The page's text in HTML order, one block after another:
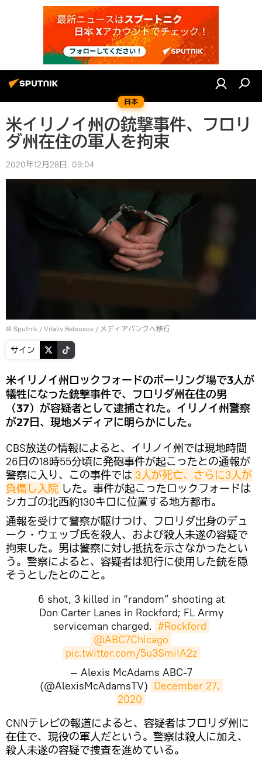
日本
米イリノイ州の銃撃事件、フロリ
ダ州在住の軍人を拘束
2020年12月28日, 09:04
© Sputnik / Vitaliy Belousov / メディアバンクへ移行
サイン
米イリノイ州ロックフォードのボーリング場で3人が
犠牲になった銃撃事件で、フロリダ州在住の男
（37）が容疑者として逮捕された。イリノイ州警察
が27日、現地メディアに明らかにした。
CBS放送の情報によると、イリノイ州では現地時間
26日の18時55分頃に発砲事件が起こったとの通報が
警察に入り、この事件では 3人が死亡、さらに3人が
負傷し入院 した。事件が起こったロックフォードは
シカゴの北西約130キロに位置する地方都市。
​通報を受けて警察が駆けつけ、フロリダ出身のデュ
ーク・ウェッブ氏を殺人、および殺人未遂の容疑で
拘束した。男は警察に対し抵抗を示さなかったとい
う。警察によると、容疑者は犯行に使用した銃を隠
そうとしたとのこと。
6 shot, 3 killed in “random” shooting at
Don Carter Lanes in Rockford; FL Army
serviceman charged. #Rockford
@ABC7Chicago
pic.twitter.com/5u3SmiIA2z
— Alexis McAdams ABC-7
(@AlexisMcAdamsTV) December 27,
2020
CNNテレビの報道によると、容疑者はフロリダ州に
在住で、現役の軍人だという。警察は殺人に加え、
殺人未遂の容疑で捜査を進めている。